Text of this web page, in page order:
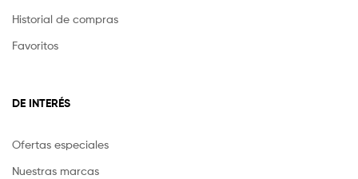
Historial de compras
Favoritos
DE INTERÉS
Ofertas especiales
Nuestras marcas